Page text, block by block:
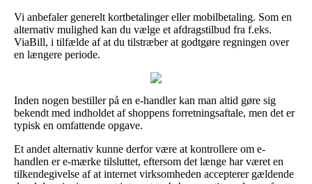
Vi anbefaler generelt kortbetalinger eller mobilbetaling. Som en
alternativ mulighed kan du vælge et afdragstilbud fra f.eks.
ViaBill, i tilfælde af at du tilstræber at godtgøre regningen over
en længere periode.
Inden nogen bestiller på en e-handler kan man altid gøre sig
bekendt med indholdet af shoppens forretningsaftale, men det er
typisk en omfattende opgave.
Et andet alternativ kunne derfor være at kontrollere om e-
handlen er e-mærke tilsluttet, eftersom det længe har været en
tilkendegivelse af at internet virksomheden accepterer gældende